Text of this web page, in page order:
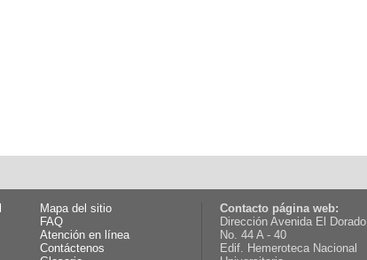
Mapa del sitio
FAQ
Atención en línea
Contáctenos
Contacto página web:
Dirección Avenida El Dorado
No. 44 A - 40
Edif. Hemeroteca Nacional